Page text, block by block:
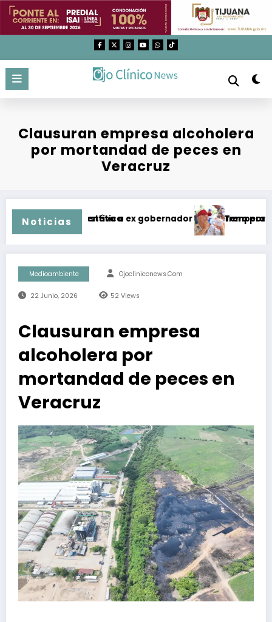
Saltar
contenido
Clausuran empresa alcoholera
por mortandad de peces en
Veracruz
Noticias
medicina estética
preventiva a ex gobernador de Guerrero por caso
Temperaturas
Medioambiente Ojocliniconews.com
22 Junio, 2026 52 Views
Clausuran empresa
alcoholera por
mortandad de peces en
Veracruz